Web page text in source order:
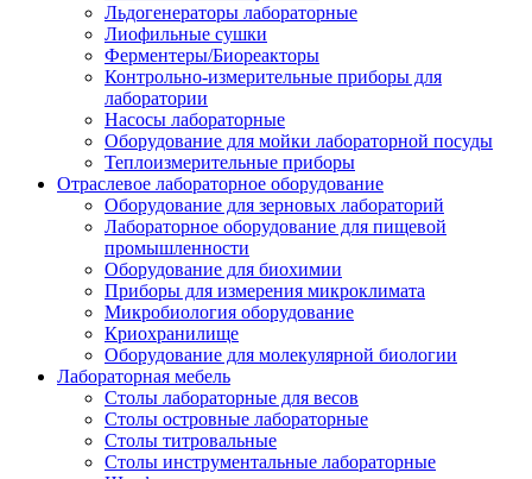
Льдогенераторы лабораторные
Лиофильные сушки
Ферментеры/Биореакторы
Контрольно-измерительные приборы для
лаборатории
Насосы лабораторные
Оборудование для мойки лабораторной посуды
Теплоизмерительные приборы
Отраслевое лабораторное оборудование
Оборудование для зерновых лабораторий
Лабораторное оборудование для пищевой
промышленности
Оборудование для биохимии
Приборы для измерения микроклимата
Микробиология оборудование
Криохранилище
Оборудование для молекулярной биологии
Лабораторная мебель
Столы лабораторные для весов
Столы островные лабораторные
Столы титровальные
Столы инструментальные лабораторные